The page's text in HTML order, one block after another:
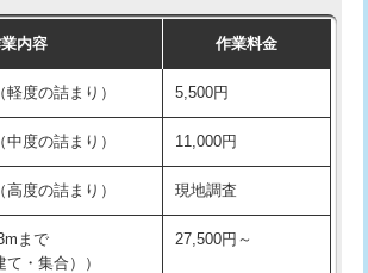
掘削・埋め戻し作
11,000円~
管工事/3ｍまで） 55,000円
排水管工事/3ｍ超
+11,000円
削・埋め戻し作業）
)
・排水トラップ
22,000円+材料費
内容 作業料金
度の詰まり） 5,500円
度の詰まり） 11,000円
度の詰まり） 現地調査
まで
て・集合））
27,500円～